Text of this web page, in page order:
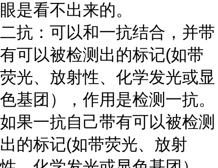
眼是看不出来的。
二抗：可以和一抗结合，并带
有可以被检测出的标记(如带
荧光、放射性、化学发光或显
色基团），作用是检测一抗。
如果一抗自己带有可以被检测
出的标记(如带荧光、放射